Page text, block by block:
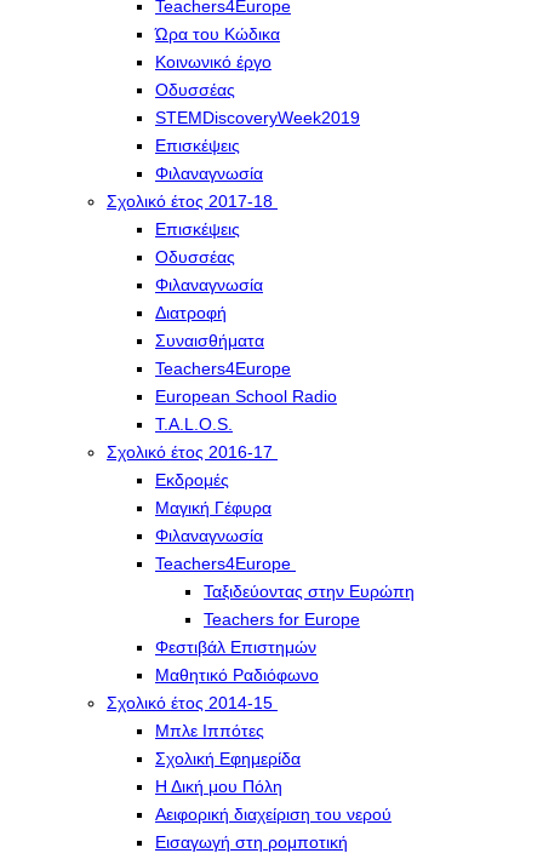
Teachers4Europe
Ώρα του Κώδικα
Κοινωνικό έργο
Οδυσσέας
STEMDiscoveryWeek2019
Επισκέψεις
Φιλαναγνωσία
Σχολικό έτος 2017-18
Επισκέψεις
Οδυσσέας
Φιλαναγνωσία
Διατροφή
Συναισθήματα
Teachers4Europe
European School Radio
T.A.L.O.S.
Σχολικό έτος 2016-17
Εκδρομές
Μαγική Γέφυρα
Φιλαναγνωσία
Teachers4Europe
Ταξιδεύοντας στην Ευρώπη
Teachers for Europe
Φεστιβάλ Επιστημών
Μαθητικό Ραδιόφωνο
Σχολικό έτος 2014-15
Μπλε Ιππότες
Σχολική Εφημερίδα
Η Δική μου Πόλη
Αειφορική διαχείριση του νερού
Εισαγωγή στη ρομποτική